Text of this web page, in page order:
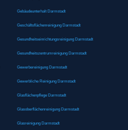
Gebäudeunterhalt Darmstadt
Geschäftsflächenreinigung Darmstadt
Gesundheitseinrichtungsreinigung Darmstadt
Gesundheitszentrumreinigung Darmstadt
Gewerbereinigung Darmstadt
Gewerbliche Reinigung Darmstadt
Glasflächenpflege Darmstadt
Glasoberflächenreinigung Darmstadt
Glasreinigung Darmstadt